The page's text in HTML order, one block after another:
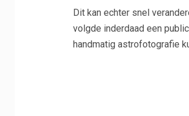
Dit kan echter snel
volgde inderdaad een
handmatig astrofotografie